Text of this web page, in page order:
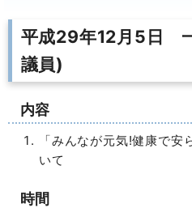
平成29年12月5日
議員)
内容
「みんなが元気!健康で
いて
時間